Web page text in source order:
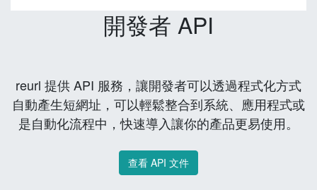
開發者 API
reurl 提供 API 服務，讓開發者可以透過程式化方式
自動產生短網址，可以輕鬆整合到系統、應用程式或
是自動化流程中，快速導入讓你的產品更易使用。
查看 API 文件